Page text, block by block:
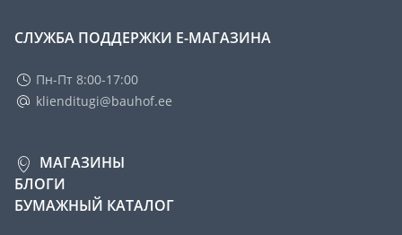
СЛУЖБА ПОДДЕРЖКИ Е-МАГАЗИНА
Пн-Пт 8:00-17:00
klienditugi@bauhof.ee
МАГАЗИНЫ
БЛОГИ
БУМАЖНЫЙ КАТАЛОГ